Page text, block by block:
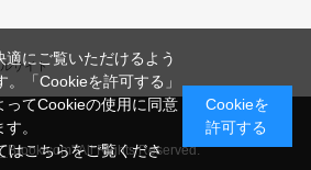
サイト
All Rights Reserved.
にご覧いただけるよう
「Cookieを許可する」
ってCookieの使用に同意
。
はこちらをご覧くださ
Cookieを
許可する